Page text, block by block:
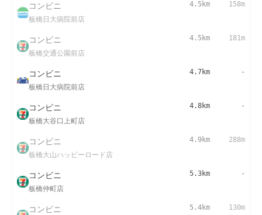
コンビニ
板橋日大病院前店
4.5km 158m
コンビニ
板橋交通公園前店
4.5km 181m
コンビニ
板橋日大病院前店
4.7km -
コンビニ
板橋大谷口上町店
4.8km -
コンビニ
板橋大山ハッピーロード店
4.9km 288m
コンビニ
板橋仲町店
5.3km -
コンビニ 5.4km 130m